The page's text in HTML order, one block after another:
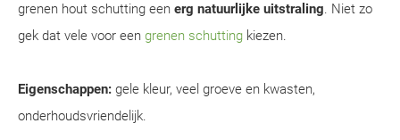
grenen hout schutting een erg natuurlijke uitstraling. Niet zo
gek dat vele voor een grenen schutting kiezen.
Eigenschappen: gele kleur, veel groeve en kwasten,
onderhoudsvriendelijk.